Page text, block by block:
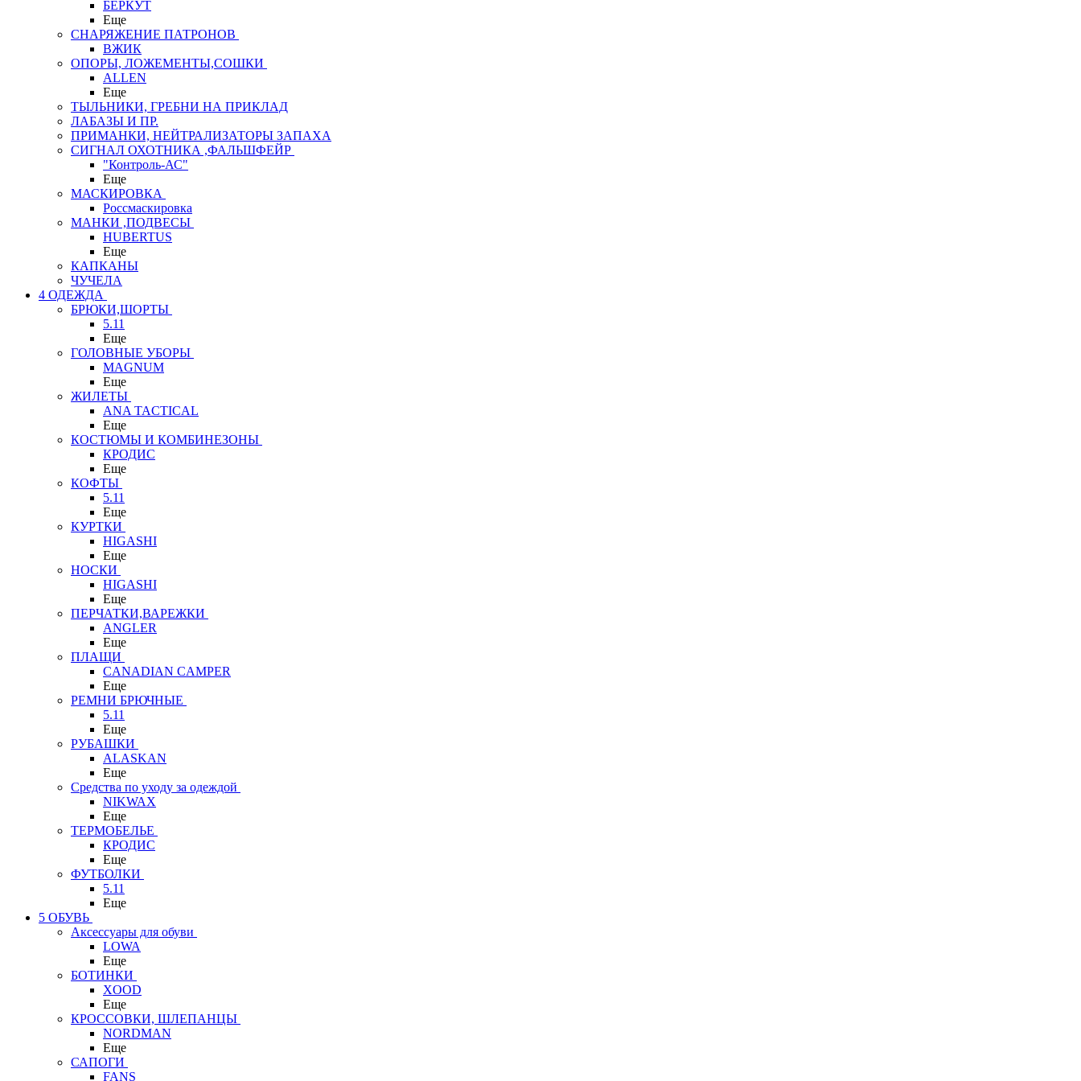
БЕРКУТ
Еще
СНАРЯЖЕНИЕ ПАТРОНОВ
ВЖИК
ОПОРЫ, ЛОЖЕМЕНТЫ,СОШКИ
ALLEN
Еще
ТЫЛЬНИКИ, ГРЕБНИ НА ПРИКЛАД
ЛАБАЗЫ И ПР.
ПРИМАНКИ, НЕЙТРАЛИЗАТОРЫ ЗАПАХА
СИГНАЛ ОХОТНИКА ,ФАЛЬШФЕЙР
"Контроль-АС"
Еще
МАСКИРОВКА
Россмаскировка
МАНКИ ,ПОДВЕСЫ
HUBERTUS
Еще
КАПКАНЫ
ЧУЧЕЛА
4 ОДЕЖДА
БРЮКИ,ШОРТЫ
5.11
Еще
ГОЛОВНЫЕ УБОРЫ
MAGNUM
Еще
ЖИЛЕТЫ
ANA TACTICAL
Еще
КОСТЮМЫ И КОМБИНЕЗОНЫ
КРОДИС
Еще
КОФТЫ
5.11
Еще
КУРТКИ
HIGASHI
Еще
НОСКИ
HIGASHI
Еще
ПЕРЧАТКИ,ВАРЕЖКИ
ANGLER
Еще
ПЛАЩИ
CANADIAN CAMPER
Еще
РЕМНИ БРЮЧНЫЕ
5.11
Еще
РУБАШКИ
ALASKAN
Еще
Средства по уходу за одеждой
NIKWAX
Еще
ТЕРМОБЕЛЬЕ
КРОДИС
Еще
ФУТБОЛКИ
5.11
Еще
5 ОБУВЬ
Аксессуары для обуви
LOWA
Еще
БОТИНКИ
XOOD
Еще
КРОССОВКИ, ШЛЕПАНЦЫ
NORDMAN
Еще
САПОГИ
FANS